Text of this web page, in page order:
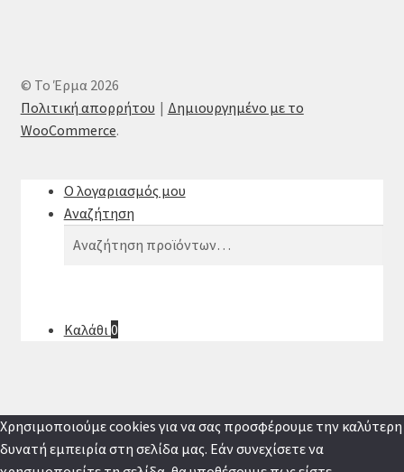
© Το Έρμα 2026
Πολιτική απορρήτου
Δημιουργημένο με το
WooCommerce.
Ο λογαριασμός μου
Αναζήτηση
Αναζήτηση
Αναζήτηση
Καλάθι0
Χρησιμοποιούμε cookies για να σας προσφέρουμε την καλύτερη
δυνατή εμπειρία στη σελίδα μας. Εάν συνεχίσετε να